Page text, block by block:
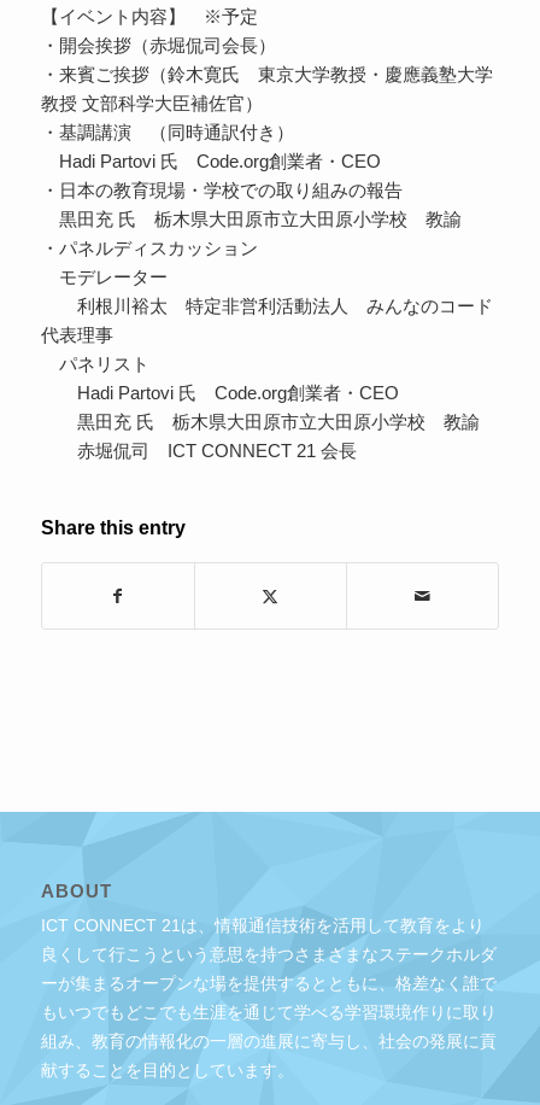
【イベント内容】 ※予定
・開会挨拶（赤堀侃司会長）
・来賓ご挨拶（鈴木寛氏 東京大学教授・慶應義塾大学
教授 文部科学大臣補佐官）
・基調講演 （同時通訳付き）
Hadi Partovi 氏 Code.org創業者・CEO
・日本の教育現場・学校での取り組みの報告
黒田充 氏 栃木県大田原市立大田原小学校 教諭
・パネルディスカッション
モデレーター
利根川裕太 特定非営利活動法人 みんなのコード
代表理事
パネリスト
Hadi Partovi 氏 Code.org創業者・CEO
黒田充 氏 栃木県大田原市立大田原小学校 教諭
赤堀侃司 ICT CONNECT 21 会長
Share this entry
ABOUT
ICT CONNECT 21は、情報通信技術を活用して教育をより
良くして行こうという意思を持つさまざまなステークホルダ
ーが集まるオープンな場を提供するとともに、格差なく誰で
もいつでもどこでも生涯を通じて学べる学習環境作りに取り
組み、教育の情報化の一層の進展に寄与し、社会の発展に貢
献することを目的としています。